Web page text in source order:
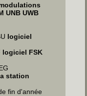
UNB UWB
logiciel
logiciel FSK
station
fin d'année